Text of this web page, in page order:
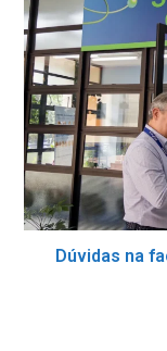
Dúvidas na